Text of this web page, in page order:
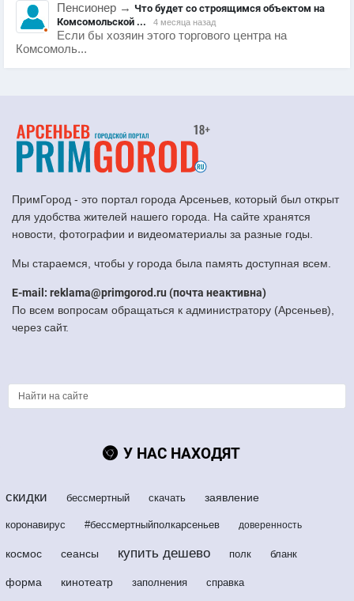
Пенсионер → Что будет со строящимся объектом на
Комсомольской ...
4 месяца назад
Если бы хозяин этого торгового центра на
Комсомоль...
ПримГород - это портал города Арсеньев, который был открыт
для удобства жителей нашего города. На сайте хранятся
новости, фотографии и видеоматериалы за разные годы.
Мы стараемся, чтобы у города была память доступная всем.
E-mail: reklama@primgorod.ru (почта неактивна)
По всем вопросам обращаться к администратору (Арсеньев),
через сайт.
У НАС НАХОДЯТ
скидки бессмертный скачать заявление
коронавирус #бессмертныйполкарсеньев доверенность
космос сеансы купить дешево полк бланк
форма кинотеатр заполнения справка